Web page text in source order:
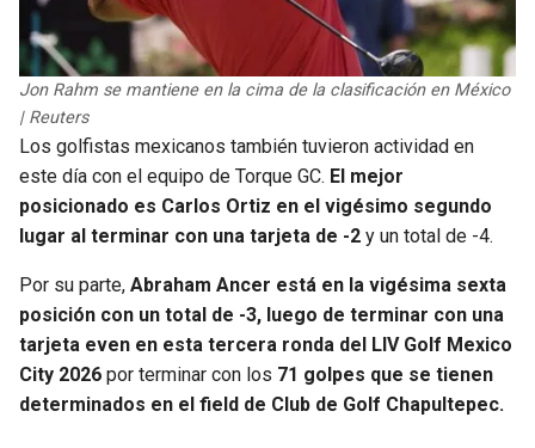
Jon Rahm se mantiene en la cima de la clasificación en México
| Reuters
Los golfistas mexicanos también tuvieron actividad en
este día con el equipo de Torque GC. El mejor
posicionado es Carlos Ortiz en el vigésimo segundo
lugar al terminar con una tarjeta de -2 y un total de -4.
Por su parte, Abraham Ancer está en la vigésima sexta
posición con un total de -3, luego de terminar con una
tarjeta even en esta tercera ronda del LIV Golf Mexico
City 2026 por terminar con los 71 golpes que se tienen
determinados en el field de Club de Golf Chapultepec.